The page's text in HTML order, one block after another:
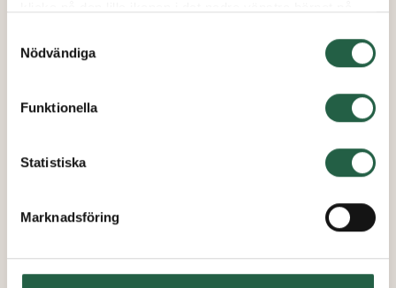
använder kakor och andra tekniska lösningar och hur vi
Ta reda på mer om cookies Googles sekretesspolicy
Nödvändiga
Funktionella
Statistiska
Marknadsföring